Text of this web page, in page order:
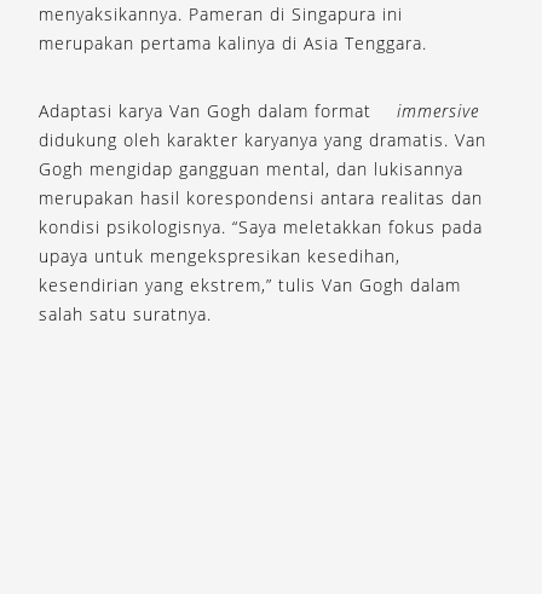
menyaksikannya. Pameran di Singapura ini
merupakan pertama kalinya di Asia Tenggara.
Adaptasi karya Van Gogh dalam format
immersive
didukung oleh karakter karyanya yang dramatis. Van
Gogh mengidap gangguan mental, dan lukisannya
merupakan hasil korespondensi antara realitas dan
kondisi psikologisnya. “Saya meletakkan fokus pada
upaya untuk mengekspresikan kesedihan,
kesendirian yang ekstrem,” tulis Van Gogh dalam
salah satu suratnya.